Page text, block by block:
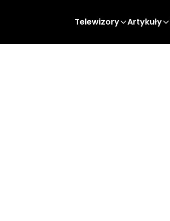
Telewizory Artykuły